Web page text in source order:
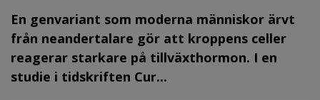
En genvariant som moderna människor ärvt
från neandertalare gör att kroppens celler
reagerar starkare på tillväxthormon. I en
studie i tidskriften Cur...